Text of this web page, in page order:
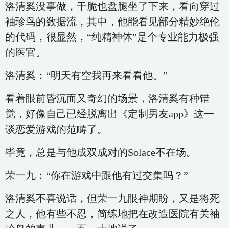
洛清奚没事做，干脆也盘腿坐了下来，看向穿过
袖珍鸟的数据流，其中，他能看见部分精妙绝伦
的代码，很显然，“纯精神体”是个专业能力极强
的医官。
洛清奚：“明天有空我再来看看他。”
看着眼前昏沉而又奇幻的场景，洛清奚有种错
觉，好像自己已经脱离出《定制男友app》这一
谈恋爱游戏的范畴了。
毕竟，总是与他成双成对的Solace不在场。
荣一九：“你在游戏中跟他有过交集吗？”
洛清奚不喜说话，但荣一九眼神期盼，又是将死
之人，他有些不忍，简练地把在改造医院有关袖